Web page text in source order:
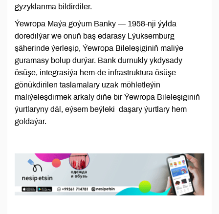
gyzyklanma bildirdiler.
Ýewropa Maýa goýum Banky — 1958-nji ýylda
döredilýär we onuň baş edarasy Lýuksemburg
şäherinde ýerleşip, Ýewropa Bileleşiginiň maliýe
guramasy bolup durýar. Bank durnukly ykdysady
ösüşe, integrasiýa hem-de infrastruktura ösüşe
gönükdirilen taslamalary uzak möhletleýin
maliýeleşdirmek arkaly diňe bir Ýewropa Bileleşiginiň
ýurtlaryny däl, eýsem beýleki daşary ýurtlary hem
goldaýar.